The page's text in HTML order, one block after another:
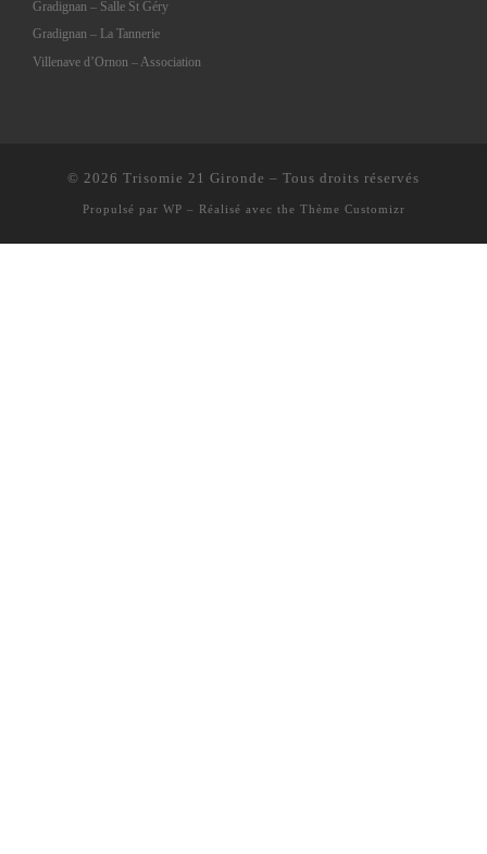
Gradignan – Salle St Géry
Gradignan – La Tannerie
Villenave d’Ornon – Association
© 2026 Trisomie 21 Gironde – Tous droits réservés
Propulsé par WP – Réalisé avec the Thème Customizr